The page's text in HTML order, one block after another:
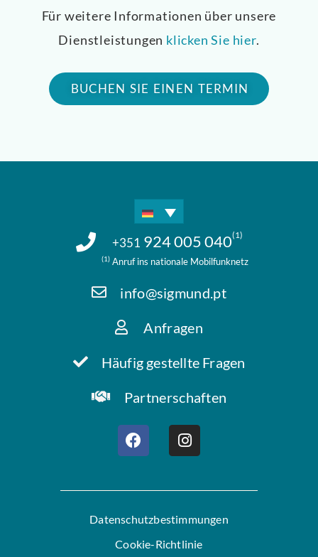
Für weitere Informationen über unsere
Dienstleistungen klicken Sie hier.
BUCHEN SIE EINEN TERMIN
+351 924 005 040(1)
(1)Anruf ins nationale Mobilfunknetz
info@sigmund.pt
Anfragen
Häufig gestellte Fragen
Partnerschaften
Datenschutzbestimmungen
Cookie-Richtlinie